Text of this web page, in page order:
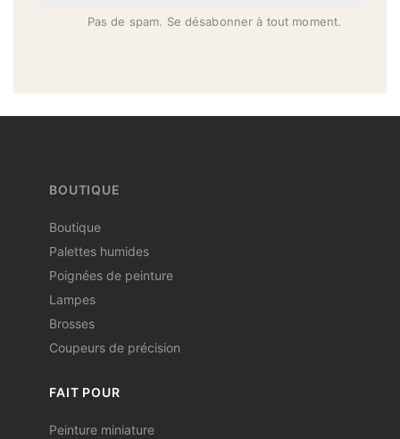
Pas de spam. Se désabonner à tout moment.
BOUTIQUE
Boutique
Palettes humides
Poignées de peinture
Lampes
Brosses
Coupeurs de précision
FAIT POUR
Peinture miniature